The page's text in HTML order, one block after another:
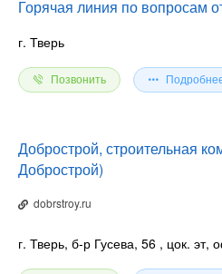
Горячая линия по вопросам
г. Тверь
Позвонить
Добрострой, строительная
Добрострой)
dobrstroy.ru
г. Тверь, б-р Гусева, 56 , цок. эт,